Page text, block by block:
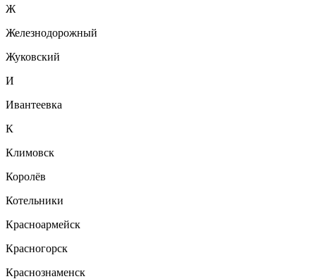
Ж
Железнодорожный
Жуковский
И
Ивантеевка
К
Климовск
Королёв
Котельники
Красноармейск
Красногорск
Краснознаменск